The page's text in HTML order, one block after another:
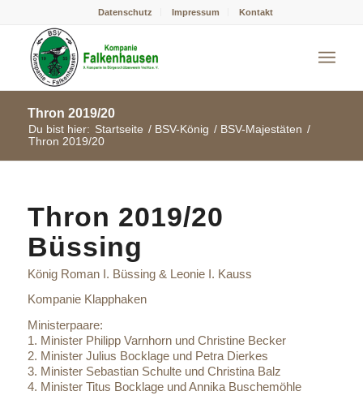
Datenschutz Impressum Kontakt
Thron 2019/20
Du bist hier: Startseite / BSV-König / BSV-Majestäten /
Thron 2019/20
Thron 2019/20
Büssing
König Roman I. Büssing & Leonie I. Kauss
Kompanie Klapphaken
Ministerpaare:
1. Minister Philipp Varnhorn und Christine Becker
2. Minister Julius Bocklage und Petra Dierkes
3. Minister Sebastian Schulte und Christina Balz
4. Minister Titus Bocklage und Annika Buschemöhle